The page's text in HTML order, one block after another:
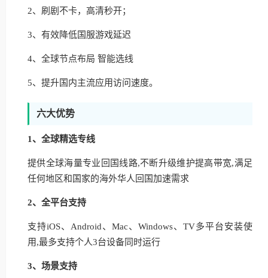
2、刷剧不卡，高清秒开；
3、有效降低国服游戏延迟
4、全球节点布局 智能选线
5、提升国内主流应用访问速度。
六大优势
1、全球精选专线
提供全球海量专业回国线路,不断升级维护提高带宽,满足
任何地区和国家的海外华人回国加速需求
2、全平台支持
支持iOS、Android、Mac、Windows、TV多平台安装使
用,最多支持个人3台设备同时运行
3、场景支持